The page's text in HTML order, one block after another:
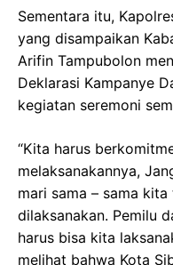
Sementara itu,
yang disampaikan
Arifin Tampubolon
Deklarasi Kampanye
kegiatan seremoni
“Kita harus
melaksanakannya,
mari sama – sama
dilaksanakan. Pemilu
harus bisa kita
melihat bahwa Kota